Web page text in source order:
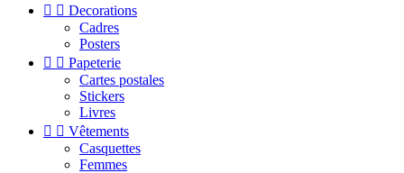
  Decorations
Cadres
Posters
  Papeterie
Cartes postales
Stickers
Livres
  Vêtements
Casquettes
Femmes